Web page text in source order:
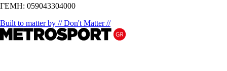
ΓΕΜΗ: 059043304000
Built to matter by // Don't Matter //